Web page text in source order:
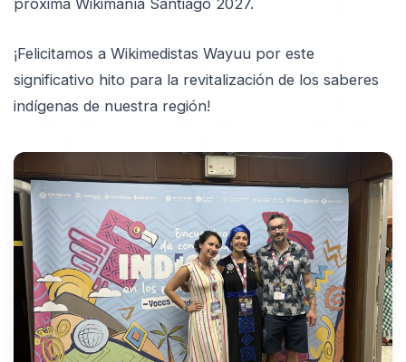
próxima Wikimanía Santiago 2027.
¡Felicitamos a Wikimedistas Wayuu por este
significativo hito para la revitalización de los saberes
indígenas de nuestra región!